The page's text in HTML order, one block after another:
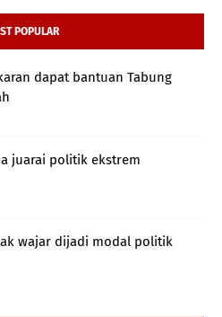
POPULAR
dapat bantuan Tabung
juarai politik ekstrem
wajar dijadi modal politik